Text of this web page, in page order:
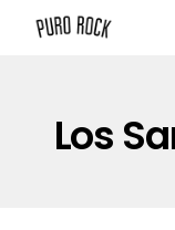
Los